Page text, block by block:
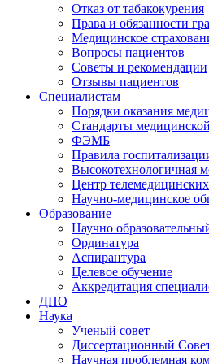
Отказ от табакокурения
Права и обязанности
Медицинское
Вопросы пациентов
Советы и рекомендации
Отзывы пациентов
Специалистам
Порядки оказания
Стандарты
ФЭМБ
Правила
Высокотехнологичная
Центр
Научно-медицинское
Образование
Научно
Ординатура
Аспирантура
Целевое обучение
Аккредитация
ДПО
Наука
Ученый совет
Диссертационный
Научная проблемная